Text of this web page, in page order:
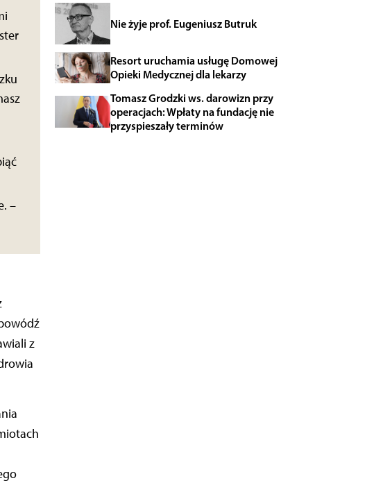
–
z
Nie żyje prof. Eugeniusz Butruk
Resort uruchamia usługę Domowej
Opieki Medycznej dla lekarzy
Tomasz Grodzki ws. darowizn przy
operacjach: Wpłaty na fundację nie
przyspieszały terminów